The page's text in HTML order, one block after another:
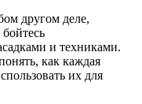
другом деле,
и техниками.
как каждая
их для